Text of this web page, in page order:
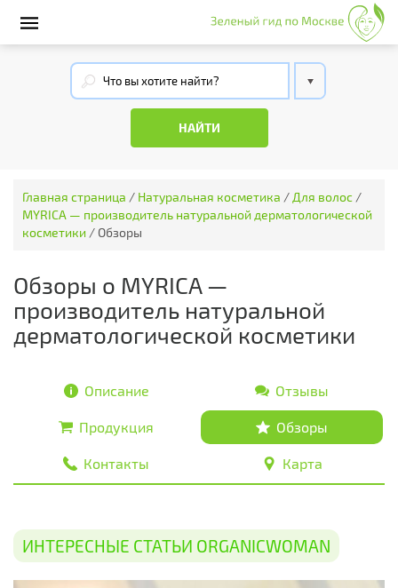
Главная страница / Натуральная косметика / Для волос /
MYRICA — производитель натуральной дерматологической
косметики / Обзоры
Обзоры о MYRICA —
производитель натуральной
дерматологической косметики
Описание Отзывы
Продукция Обзоры
Контакты Карта
ИНТЕРЕСНЫЕ СТАТЬИ ORGANICWOMAN